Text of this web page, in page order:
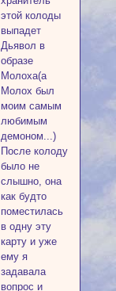
этой колоды
выпадет
Дьявол в
образе
Молоха(а
Молох был
моим самым
любимым
демоном...)
После колоду
было не
слышно, она
как будто
поместилась
в одну эту
карту и уже
ему я
задавала
вопрос и